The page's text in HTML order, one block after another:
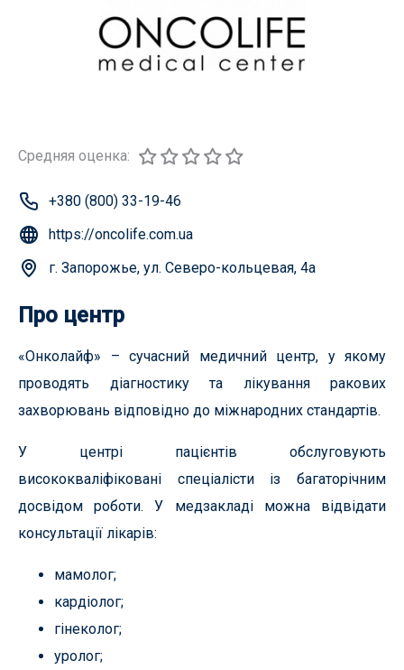
Средняя оценка:
+380 (800) 33-19-46
https://oncolife.com.ua
г. Запорожье, ул. Северо-кольцевая, 4а
Про центр
«Онколайф» – сучасний медичний центр, у якому
проводять діагностику та лікування ракових
захворювань відповідно до міжнародних стандартів.
У центрі пацієнтів обслуговують
висококваліфіковані спеціалісти із багаторічним
досвідом роботи. У медзакладі можна відвідати
консультації лікарів:
мамолог;
кардіолог;
гінеколог;
уролог;